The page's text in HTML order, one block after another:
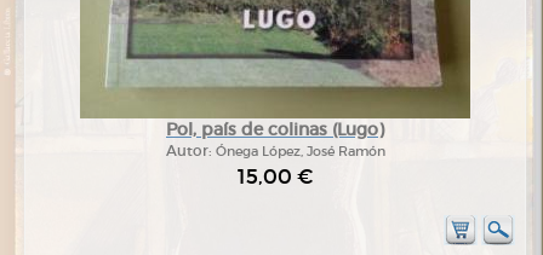
Pol, país de colinas (Lugo)
Autor: Ónega López, José Ramón
15,00 €